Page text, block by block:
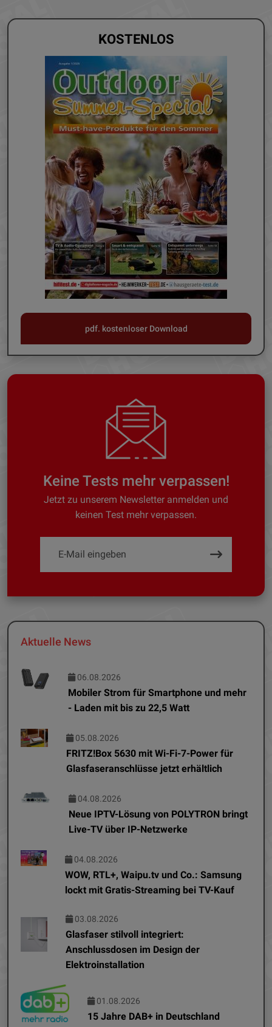
KOSTENLOS
pdf. kostenloser Download
Keine Tests mehr verpassen!
Jetzt zu unserem Newsletter anmelden und
keinen Test mehr verpassen.
Aktuelle News
06.08.2026
Mobiler Strom für Smartphone und mehr
- Laden mit bis zu 22,5 Watt
05.08.2026
FRITZ!Box 5630 mit Wi-Fi-7-Power für
Glasfaseranschlüsse jetzt erhältlich
04.08.2026
Neue IPTV-Lösung von POLYTRON bringt
Live-TV über IP-Netzwerke
04.08.2026
WOW, RTL+, Waipu.tv und Co.: Samsung
lockt mit Gratis-Streaming bei TV-Kauf
03.08.2026
Glasfaser stilvoll integriert:
Anschlussdosen im Design der
Elektroinstallation
01.08.2026
15 Jahre DAB+ in Deutschland